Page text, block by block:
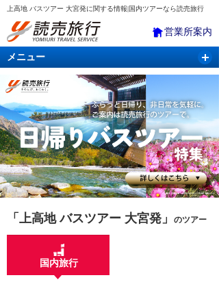
上高地 バスツアー 大宮発に関する情報|国内ツアーなら読売旅行
営業所案内
メニュー
国内旅行 バスツアー 海外旅行 クルーズ
航空・ＪＲ＋宿泊 航空券＆ホテル
「上高地 バスツアー 大宮発」 のツアー
国内旅行